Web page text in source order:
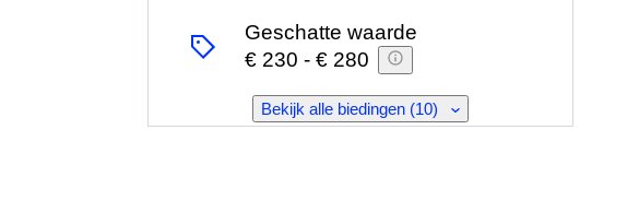
Geschatte waarde
€ 230 - € 280
Bekijk alle biedingen (10)